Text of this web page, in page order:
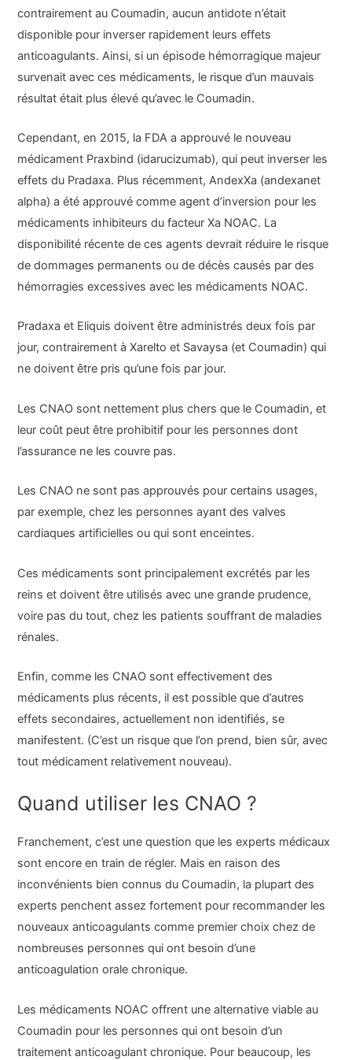
contrairement au Coumadin, aucun antidote n’était
disponible pour inverser rapidement leurs effets
anticoagulants. Ainsi, si un épisode hémorragique majeur
survenait avec ces médicaments, le risque d’un mauvais
résultat était plus élevé qu’avec le Coumadin.
Cependant, en 2015, la FDA a approuvé le nouveau
médicament Praxbind (idarucizumab), qui peut inverser les
effets du Pradaxa. Plus récemment, AndexXa (andexanet
alpha) a été approuvé comme agent d’inversion pour les
médicaments inhibiteurs du facteur Xa NOAC. La
disponibilité récente de ces agents devrait réduire le risque
de dommages permanents ou de décès causés par des
hémorragies excessives avec les médicaments NOAC.
Pradaxa et Eliquis doivent être administrés deux fois par
jour, contrairement à Xarelto et Savaysa (et Coumadin) qui
ne doivent être pris qu’une fois par jour.
Les CNAO sont nettement plus chers que le Coumadin, et
leur coût peut être prohibitif pour les personnes dont
l’assurance ne les couvre pas.
Les CNAO ne sont pas approuvés pour certains usages,
par exemple, chez les personnes ayant des valves
cardiaques artificielles ou qui sont enceintes.
Ces médicaments sont principalement excrétés par les
reins et doivent être utilisés avec une grande prudence,
voire pas du tout, chez les patients souffrant de maladies
rénales.
Enfin, comme les CNAO sont effectivement des
médicaments plus récents, il est possible que d’autres
effets secondaires, actuellement non identifiés, se
manifestent. (C’est un risque que l’on prend, bien sûr, avec
tout médicament relativement nouveau).
Quand utiliser les CNAO ?
Franchement, c’est une question que les experts médicaux
sont encore en train de régler. Mais en raison des
inconvénients bien connus du Coumadin, la plupart des
experts penchent assez fortement pour recommander les
nouveaux anticoagulants comme premier choix chez de
nombreuses personnes qui ont besoin d’une
anticoagulation orale chronique.
Les médicaments NOAC offrent une alternative viable au
Coumadin pour les personnes qui ont besoin d’un
traitement anticoagulant chronique. Pour beaucoup, les